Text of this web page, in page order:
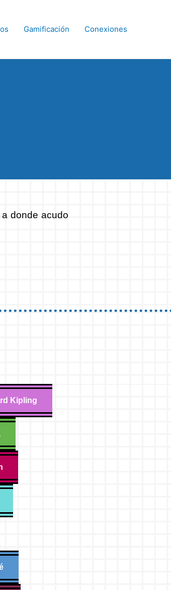
Gamificación Conexiones
donde acudo
Kipling